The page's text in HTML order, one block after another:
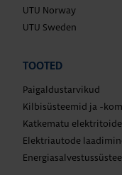
UTU Norway
UTU Sweden
TOOTED
Paigaldustarvikud
Kilbisüsteemid ja -
Katkematu
Elektriautode